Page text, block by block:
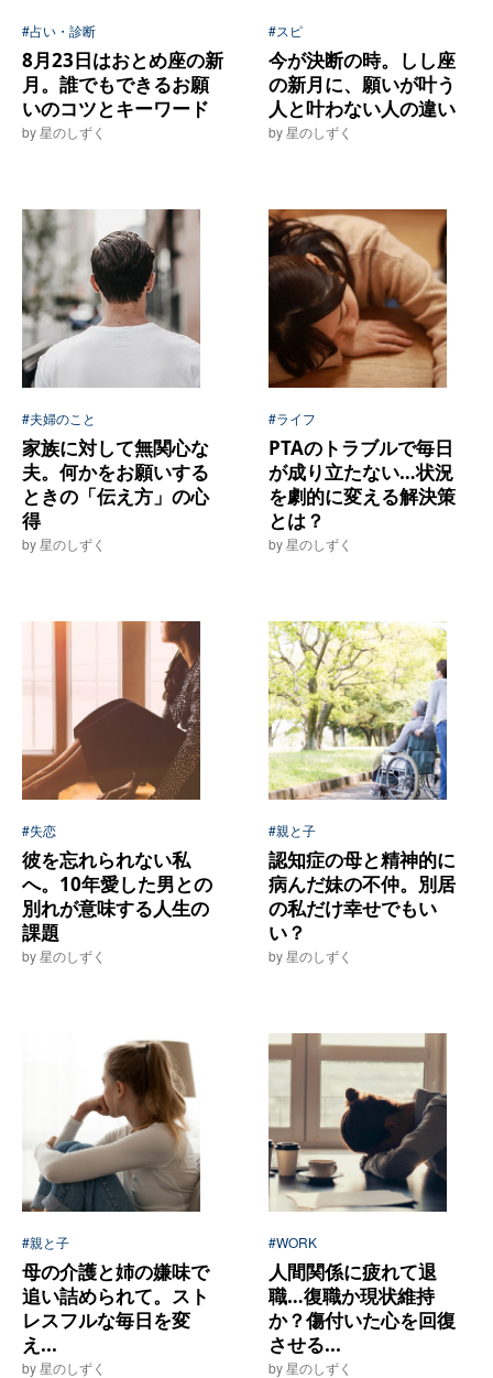
#占い・診断
8月23日はおとめ座の新
月。誰でもできるお願
いのコツとキーワード
by 星のしずく
#スピ
今が決断の時。しし座
の新月に、願いが叶う
人と叶わない人の違い
by 星のしずく
#夫婦のこと
家族に対して無関心な
夫。何かをお願いする
ときの「伝え方」の心
得
by 星のしずく
#ライフ
PTAのトラブルで毎日
が成り立たない…状況
を劇的に変える解決策
とは？
by 星のしずく
#失恋
彼を忘れられない私
へ。10年愛した男との
別れが意味する人生の
課題
by 星のしずく
#親と子
認知症の母と精神的に
病んだ妹の不仲。別居
の私だけ幸せでもい
い？
by 星のしずく
#親と子
母の介護と姉の嫌味で
追い詰められて。スト
レスフルな毎日を変
え...
by 星のしずく
#WORK
人間関係に疲れて退
職…復職か現状維持
か？傷付いた心を回復
させる...
by 星のしずく